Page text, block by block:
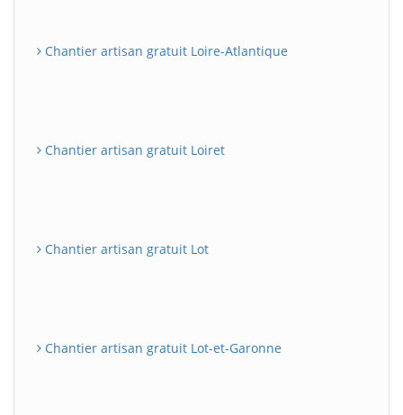
Chantier artisan gratuit Loire-Atlantique
Chantier artisan gratuit Loiret
Chantier artisan gratuit Lot
Chantier artisan gratuit Lot-et-Garonne